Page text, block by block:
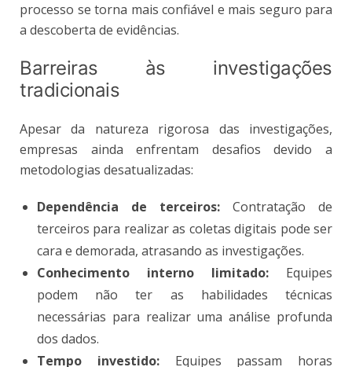
processo se torna mais confiável e mais seguro para
a descoberta de evidências.
Barreiras às investigações
tradicionais
Apesar da natureza rigorosa das investigações,
empresas ainda enfrentam desafios devido a
metodologias desatualizadas:
Dependência de terceiros: Contratação de
terceiros para realizar as coletas digitais pode ser
cara e demorada, atrasando as investigações.
Conhecimento interno limitado: Equipes
podem não ter as habilidades técnicas
necessárias para realizar uma análise profunda
dos dados.
Tempo investido: Equipes passam horas